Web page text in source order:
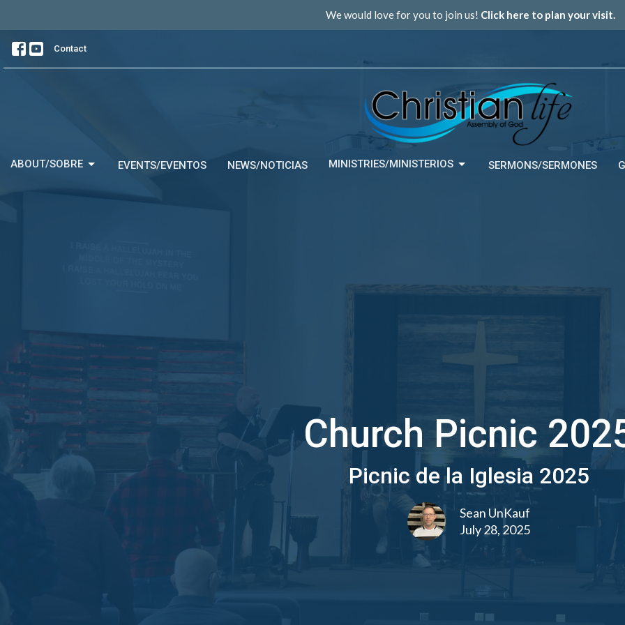
We would love for you to join us! Click here to plan your visit.
Contact
ABOUT/SOBRE EVENTS/EVENTOS NEWS/NOTICIAS MINISTRIES/MINISTERIOS SERMONS/SERMONES
Church Picnic
Picnic de la Iglesia 2025
Sean UnKauf
July 28, 2025